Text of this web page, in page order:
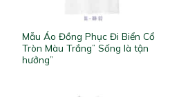
Mẫu Áo Đồng Phục Đi Biển Cổ
Tròn Màu Trắng” Sống là tận
hưởng”